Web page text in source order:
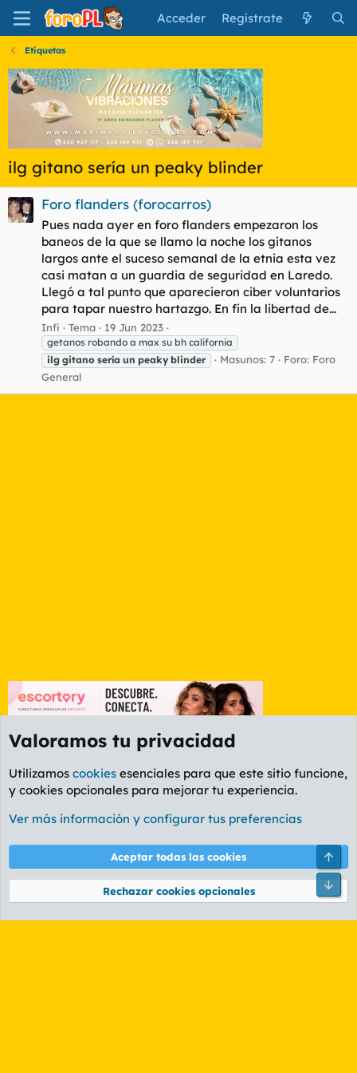
Acceder Regístrate
Etiquetas
ilg gitano sería un peaky blinder
Foro flanders (forocarros)
Pues nada ayer en foro flanders empezaron los
baneos de la que se llamo la noche los gitanos
largos ante el suceso semanal de la etnia esta vez
casi matan a un guardia de seguridad en Laredo.
Llegó a tal punto que aparecieron ciber voluntarios
para tapar nuestro hartazgo. En fin la libertad de...
Infi Tema 19 Jun 2023
getanos robando a max su bh california
ilg gitano sería un peaky blinder Masunos: 7 Foro: Foro
General
Etiquetas
Cookies
PL OLDSTYLE AMARILLO
Términos y reglas Política de privacidad Ayuda
Community platform by XenForo® © 2010-2026 XenForo Ltd.
Valoramos tu privacidad
Utilizamos cookies esenciales para que este sitio funcione,
y cookies opcionales para mejorar tu experiencia.
Ver más información y configurar tus preferencias
Aceptar todas las cookies
Rechazar cookies opcionales
Pie